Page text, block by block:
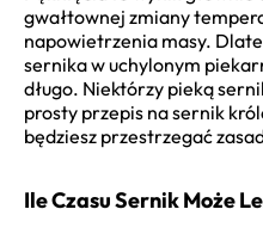
gwałtownej zmiany
napowietrzenia masy.
sernika w uchylonym
długo. Niektórzy pieką
prosty przepis na sernik
będziesz przestrzegać
Ile Czasu Sernik Może